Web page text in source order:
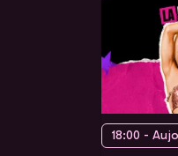
18:00 -